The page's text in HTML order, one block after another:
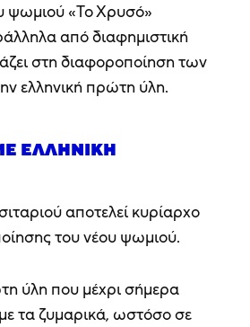
ψωμιού «Το Χρυσό»
από διαφημιστική
στη διαφοροποίηση των
ελληνική πρώτη ύλη.
ΕΛΛΗΝΙΚΉ
αποτελεί κυρίαρχο
του νέου ψωμιού.
ύλη που μέχρι σήμερα
τα ζυμαρικά, ωστόσο σε